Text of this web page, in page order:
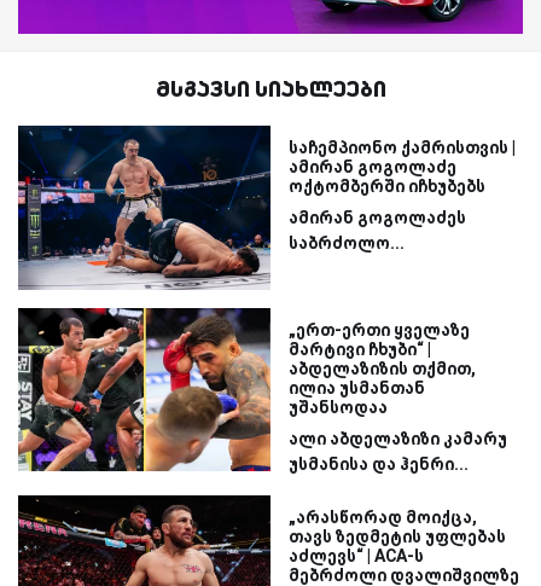
მსგავსი სიახლეები
საჩემპიონო ქამრისთვის |
ამირან გოგოლაძე
ოქტომბერში იჩხუბებს
ამირან გოგოლაძეს
საბრძოლო...
„ერთ-ერთი ყველაზე
მარტივი ჩხუბი“ |
აბდელაზიზის თქმით,
ილია უსმანთან
უშანსოდაა
ალი აბდელაზიზი კამარუ
უსმანისა და ჰენრი...
„არასწორად მოიქცა,
თავს ზედმეტის უფლებას
აძლევს“ | ACA-ს
მებრძოლი დვალიშვილზე